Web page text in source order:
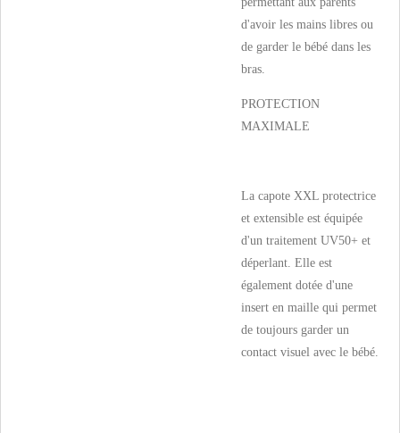
d'avoir les mains libres ou
de garder le bébé dans les
bras.
PROTECTION
MAXIMALE
La capote XXL protectrice
et extensible est équipée
d'un traitement UV50+ et
déperlant. Elle est
également dotée d'une
insert en maille qui permet
de toujours garder un
contact visuel avec le bébé.